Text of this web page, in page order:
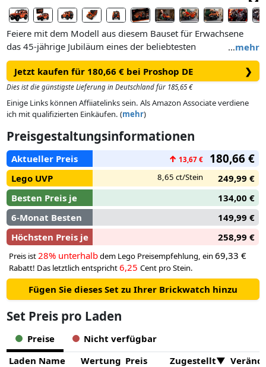
…mehr
Feiere mit dem Modell aus diesem Bauset für Erwachsene
das 45-jährige Jubiläum eines der beliebtesten
Geländewagen der Welt. LEGO® Technic Mercedes-Benz G
500 PROFESSIONAL Line beinhaltet ein Modell der
legendären G-Klasse mit vielen authentischen Details und
coolen Funktionen, die das Herz jedes Mercedes-Benz-Fans
höherschlagen lassen.
Lass dir Zeit beim Zusammenstecken der funktionierenden
Lenkung und der Radaufhängung. Stell die Motorhaube auf,
um dir den Sechszylinder-Reihenmotor anzuschauen. Probier
dann die 3 Einstellungen – D, N und R – des Getriebes aus.
Teste die beiden Differentialsperren und öffne die Türen, um
das detailgetreue Interieur zu bestaunen. Auch Hecktür und
Motorhaube lassen sich öffnen. Abenteurer werden vor allem
von der Leiter, dem Ersatzrad und dem Dachgepäckträger
begeistert sein.
Jetzt kaufen für 180,66 € bei Proshop DE ❯
Dies ist die günstigste Lieferung in Deutschland für 185,65 €
Einige Links können Affiiatelinks sein. Als Amazon Associate verdiene
ich mit qualifizierten Einkäufen. (mehr)
Preisgestaltungsinformationen
Aktueller Preis ↑ 13,67 € 180,66 €
Lego UVP 8,65 ct/Stein
249,99 €
Besten Preis je
134,00 €
6-Monat Besten
149,99 €
Höchsten Preis je
258,99 €
Preis ist28% unterhalbdem Lego Preisempfehlung, ein 69,33 €
Rabatt! Das letztlich entspricht6,25 Cent pro Stein.
Fügen Sie dieses Set zu Ihrer Brickwatch hinzu
Set Preis pro Laden
Preise
Nicht verfügbar
Laden Name
Wertung Preis Zugestellt